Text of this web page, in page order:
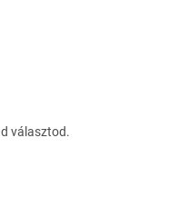
választod.